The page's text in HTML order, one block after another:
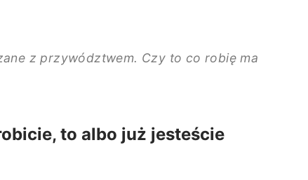
z przywództwem. Czy to co robię ma
to albo już jesteście